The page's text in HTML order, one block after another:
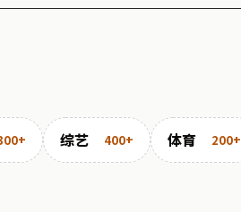
综艺 400+ 体育 200+